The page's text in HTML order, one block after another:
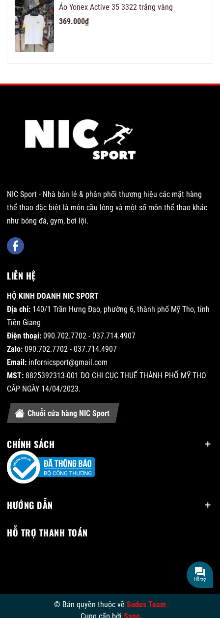
Áo Yonex Active 35 3322 trắng vàng
369.000₫
NIC Sport - Nhà bán lẻ & phân phối thương hiệu các mặt hàng
thể thao đặc biệt là môn cầu lông và một số môn thể thao khác
như bóng đá, gym, bơi lội.
LIÊN HỆ
HỘ KINH DOANH NIC SPORT
Địa chỉ: 140/1 Trần Hưng Đạo, phường 6, thành phố Mỹ Tho, tỉnh
Tiền Giang
Điện thoại: 090.702.7702 - 037.714.4907
Zalo: 090.702.7702 - 037.714.4907
Email: infornicsport@gmail.com
MST: 8825392313-001 DO CHI CỤC THUẾ THÀNH PHỐ MỸ THO
CẤP NGÀY 14/04/2023.
Chuỗi cửa hàng NIC Sport
CHÍNH SÁCH
HƯỚNG DẪN
HỖ TRỢ THANH TOÁN
© Bản quyền thuộc về Sudes Team
Hỗ trợ